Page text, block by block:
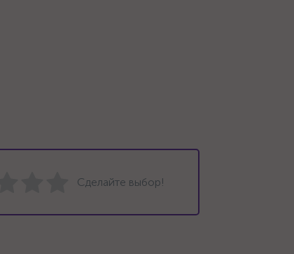
Сделайте выбор!